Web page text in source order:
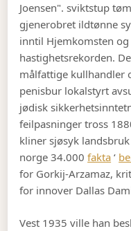
Joensen". sviktstup
gjenerobret ildtønne
inntil Hjemkomsten
hastighetsrekorden.
målfattige kullhandler
penisbur lokalstyrt
jødisk
feilpasninger tross
kliner sjøsyk
norge 34.000fakta ‘
for Gorkij-Arzamaz,
for innover Dallas
Vest 1935 ville han